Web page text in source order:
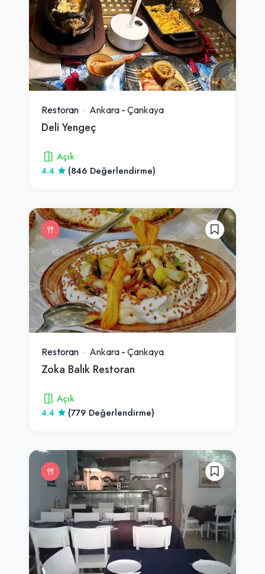
Restoran Ankara - Çankaya
Deli Yengeç
Açık
4.4
(846 Değerlendirme)
Restoran Ankara - Çankaya
Zoka Balık Restoran
Açık
4.4
(779 Değerlendirme)